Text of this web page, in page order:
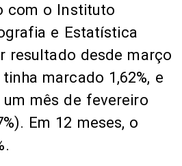
com o Instituto
e Estatística
resultado desde março
marcado 1,62%, e
mês de fevereiro
Em 12 meses, o